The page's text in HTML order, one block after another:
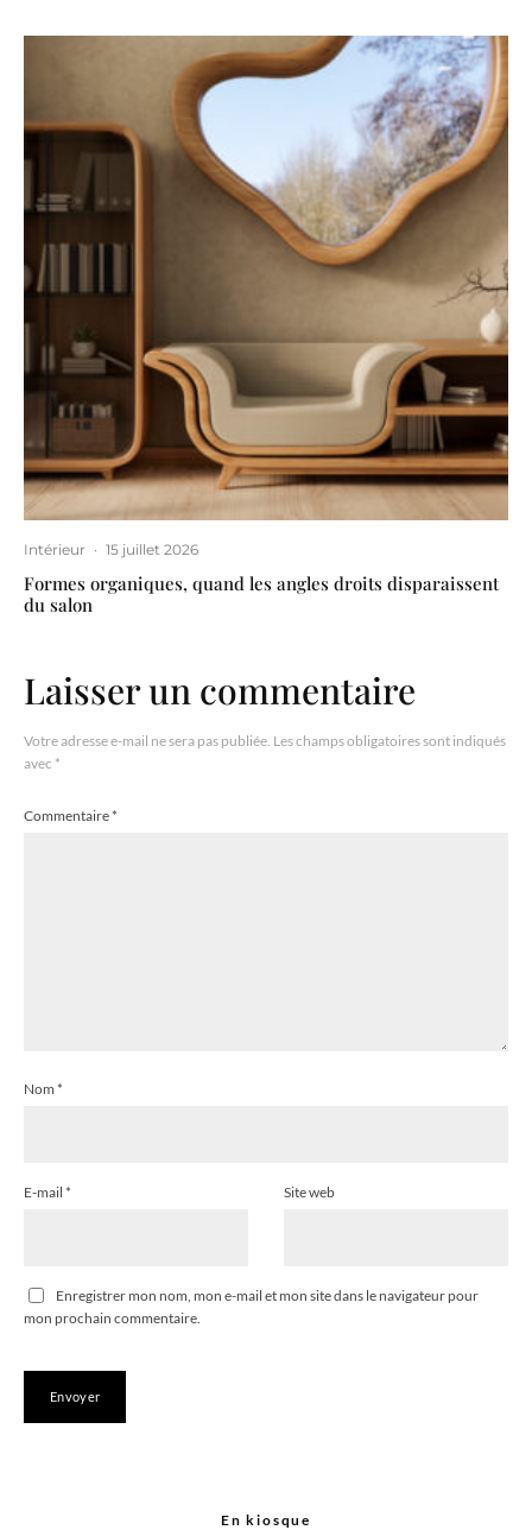
Intérieur · 15 juillet 2026
Formes organiques, quand les angles droits disparaissent
du salon
Laisser un commentaire
Votre adresse e-mail ne sera pas publiée. Les champs obligatoires sont indiqués
avec *
Commentaire*
Nom *
E-mail * Site web
Enregistrer mon nom, mon e-mail et mon site dans le navigateur pour
mon prochain commentaire.
En kiosque